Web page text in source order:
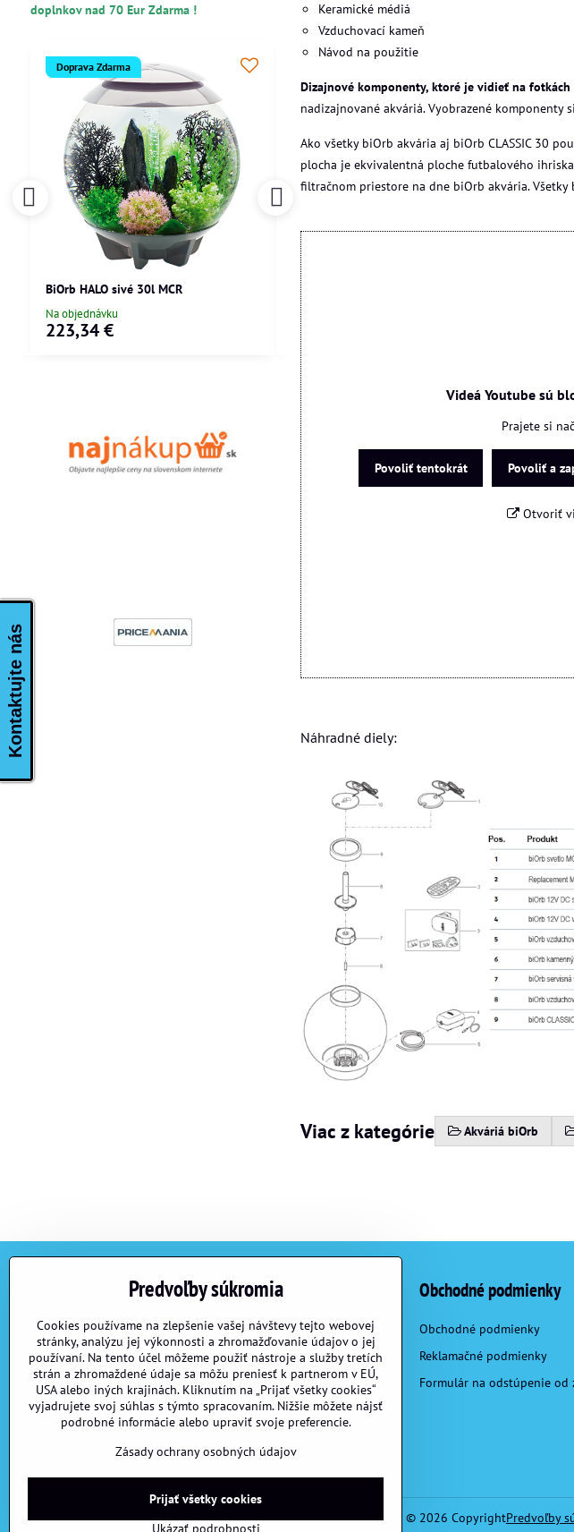
Keramické médiá
Vzduchovací kameň
Návod na použitie
Dizajnové komponenty, ktoré je vidieť na fotkách
nadizajnované akváriá. Vyobrazené komponenty
Ako všetky biOrb akvária aj biOrb CLASSIC 30
plocha je ekvivalentná ploche futbalového
filtračnom priestore na dne biOrb akvária.
Videá Youtube sú
Prajete si
Povoliť tentokrát Povoliť a
Otvoriť
Náhradné diely:
Viac z kategórie Akváriá biOrb
doplnkov nad 70 Eur Zdarma !
Doprava Zdarma
BiOrb HALO sivé 30l MCR
Na objednávku
223,34 €
BiOrb LIFE biele 15l MCR
Skladom
205,88 €
Biorbshop.sk autorizovaný predajca
Petomar s.r.o.
č.d. 870
925 63 Dolná Streda
Telefón: 0948 90 92 93, 0940 60 62 63
biorb@petomar.sk
Obchodné podmienky
Obchodné podmienky
Reklamačné podmienky
Formulár na odstúpenie od
Kontaktujte nás
© 2026 CopyrightPredvoľby
Predvoľby súkromia
Cookies používame na zlepšenie vašej návštevy tejto webovej
stránky, analýzu jej výkonnosti a zhromažďovanie údajov o jej
používaní. Na tento účel môžeme použiť nástroje a služby tretích
strán a zhromaždené údaje sa môžu preniesť k partnerom v EÚ,
USA alebo iných krajinách. Kliknutím na „Prijať všetky cookies“
vyjadrujete svoj súhlas s týmto spracovaním. Nižšie môžete nájsť
podrobné informácie alebo upraviť svoje preferencie.
Zásady ochrany osobných údajov
Ukázať podrobnosti
Prijať všetky cookies